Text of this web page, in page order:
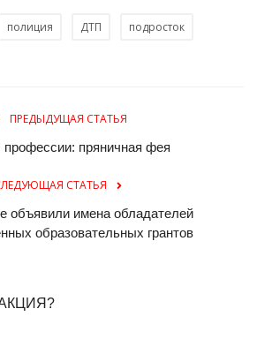
полиция ДТП подросток
ПРЕДЫДУЩАЯ СТАТЬЯ
пряничная фея
СТАТЬЯ
объявили имена обладателей
образовательных грантов